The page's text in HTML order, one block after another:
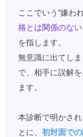
ここでいう“嫌わ
格とは関係のな
を指します。
無意識に出てし
で、相手に誤解
ます。
本診断で明かされ
とに、 初対面で